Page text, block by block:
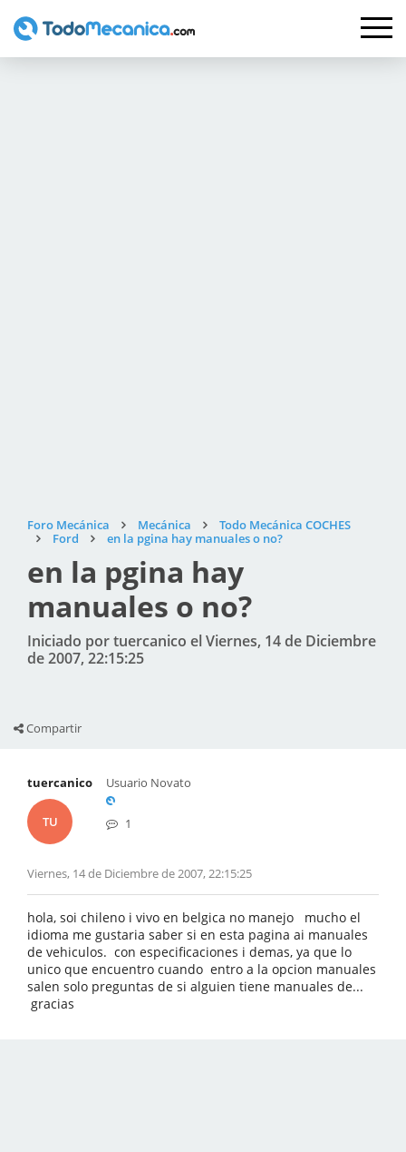
Foro Mecánica Mecánica
Todo Mecánica COCHES
Ford
en la pgina hay manuales o no?
en la pgina hay
manuales o no?
Iniciado por tuercanico el Viernes, 14 de Diciembre
de 2007, 22:15:25
Compartir
tuercanico
TU
Usuario Novato
1
Viernes, 14 de Diciembre de 2007, 22:15:25
hola, soi chileno i vivo en belgica no manejo mucho el
idioma me gustaria saber si en esta pagina ai manuales
de vehiculos. con especificaciones i demas, ya que lo
unico que encuentro cuando entro a la opcion manuales
salen solo preguntas de si alguien tiene manuales de...
gracias